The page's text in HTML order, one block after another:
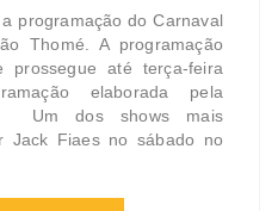
programação do Carnaval
Thomé. A programação
prossegue até terça-feira
elaborada pela
Um dos shows mais
Jack Fiaes no sábado no